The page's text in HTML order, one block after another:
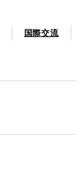
国際交流